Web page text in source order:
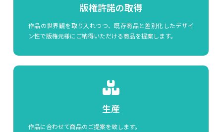
版権許諾の取得
作品の世界観を取り入れつつ、既存商品と差別化したデザイ
ン性で版権元様にご納得いただける商品を提案します。
生産
作品に合わせて商品のご提案を致します。